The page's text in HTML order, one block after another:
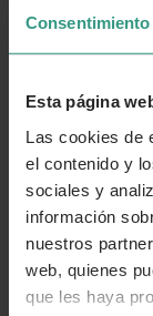
Consentimiento
Esta página
Las cookies de
el contenido y
sociales y
información
nuestros
web, quienes
que les haya
👍 Sí 😐